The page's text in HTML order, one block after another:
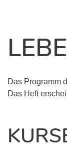
Das Programm
Das Heft